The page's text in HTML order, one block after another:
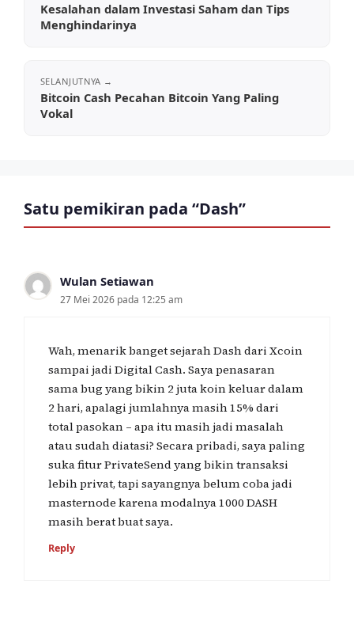
Kesalahan dalam Investasi Saham dan Tips
Menghindarinya
Bitcoin Cash Pecahan Bitcoin Yang Paling
Vokal
Satu pemikiran pada “Dash”
Wulan Setiawan
27 Mei 2026 pada 12:25 am
Wah, menarik banget sejarah Dash dari Xcoin
sampai jadi Digital Cash. Saya penasaran
sama bug yang bikin 2 juta koin keluar dalam
2 hari, apalagi jumlahnya masih 15% dari
total pasokan – apa itu masih jadi masalah
atau sudah diatasi? Secara pribadi, saya paling
suka fitur PrivateSend yang bikin transaksi
lebih privat, tapi sayangnya belum coba jadi
masternode karena modalnya 1000 DASH
masih berat buat saya.
Reply